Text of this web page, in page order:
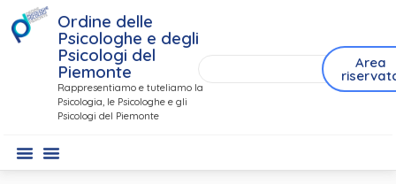
Ordine delle
Psicologhe e degli
Psicologi del
Piemonte
Rappresentiamo e tuteliamo la
Psicologia, le Psicologhe e gli
Psicologi del Piemonte
Area